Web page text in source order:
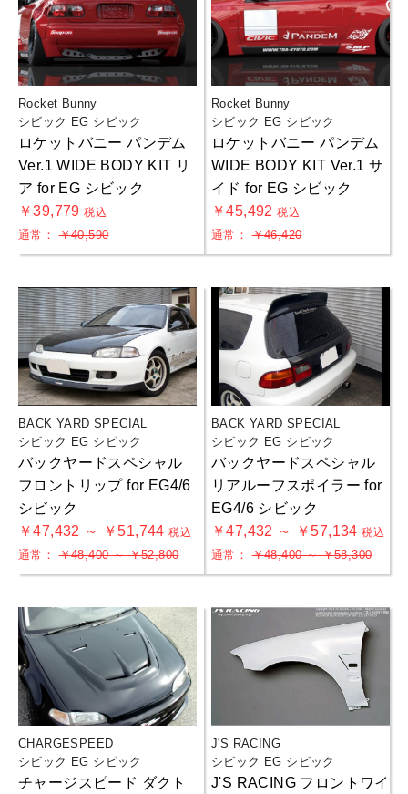
Rocket Bunny
シビック EG シビック
ロケットバニー パンデム
Ver.1 WIDE BODY KIT リ
ア for EG シビック
￥39,779税込
通常：￥40,590
Rocket Bunny
シビック EG シビック
ロケットバニー パンデム
WIDE BODY KIT Ver.1 サ
イド for EG シビック
￥45,492税込
通常：￥46,420
BACK YARD SPECIAL
シビック EG シビック
バックヤードスペシャル
フロントリップ for EG4/6
シビック
￥47,432 ～ ￥51,744税込
通常：￥48,400 ～ ￥52,800
BACK YARD SPECIAL
シビック EG シビック
バックヤードスペシャル
リアルーフスポイラー for
EG4/6 シビック
￥47,432 ～ ￥57,134税込
通常：￥48,400 ～ ￥58,300
CHARGESPEED
シビック EG シビック
チャージスピード ダクト
J'S RACING
シビック EG シビック
J'S RACING フロントワイ
お買物を続ける カートへ進む